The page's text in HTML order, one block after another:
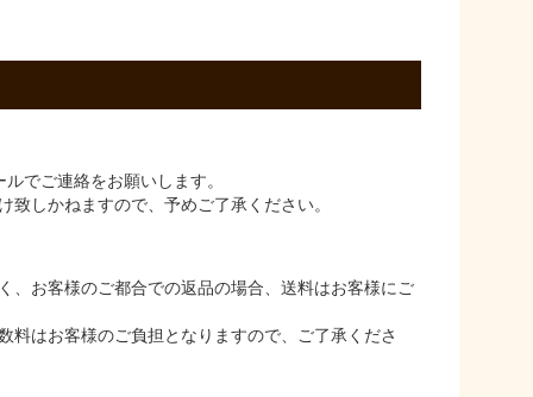
でご連絡をお願いします。
致しかねますので、予めご了承ください。
、お客様のご都合での返品の場合、送料はお客様にご
料はお客様のご負担となりますので、ご了承くださ